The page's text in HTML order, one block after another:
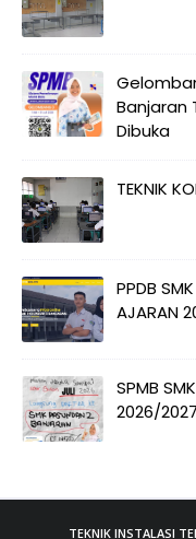
Banjaran
Dibuka
TEKNIK
PPDB
AJARAN
SPMB
2026/
TEKNIK INSTALASI